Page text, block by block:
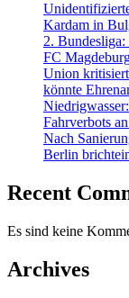
Kardam in
2.
FC
Union
könnte
Fahrverbots
Nach
Berlin
Recent
Es sind keine
Archives